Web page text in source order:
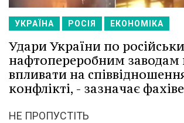
УКРАЇНА РОСІЯ ЕКОНОМІКА
Удари України по
нафтопереробним
впливати на
конфлікті, - зазначає
НЕ ПРОПУСТІТЬ